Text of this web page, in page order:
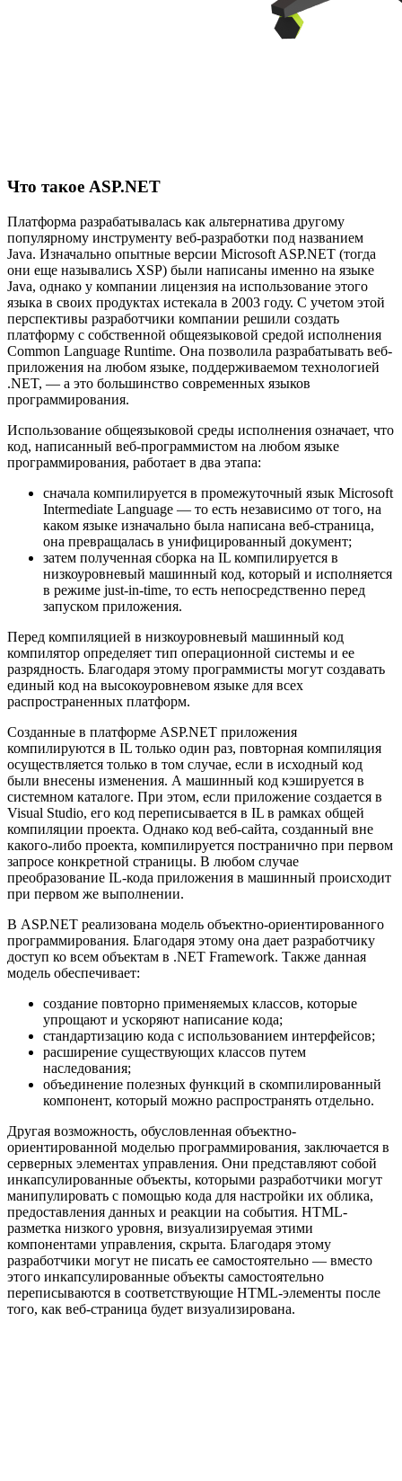
Что такое ASP.NET
Платформа разрабатывалась как альтернатива другому
популярному инструменту веб-разработки под названием
Java. Изначально опытные версии Microsoft ASP.NET (тогда
они еще назывались XSP) были написаны именно на языке
Java, однако у компании лицензия на использование этого
языка в своих продуктах истекала в 2003 году. С учетом этой
перспективы разработчики компании решили создать
платформу с собственной общеязыковой средой исполнения
Common Language Runtime. Она позволила разрабатывать веб-
приложения на любом языке, поддерживаемом технологией
.NET, — а это большинство современных языков
программирования.
Использование общеязыковой среды исполнения означает, что
код, написанный веб-программистом на любом языке
программирования, работает в два этапа:
сначала компилируется в промежуточный язык Microsoft
Intermediate Language — то есть независимо от того, на
каком языке изначально была написана веб-страница,
она превращалась в унифицированный документ;
затем полученная сборка на IL компилируется в
низкоуровневый машинный код, который и исполняется
в режиме just-in-time, то есть непосредственно перед
запуском приложения.
Перед компиляцией в низкоуровневый машинный код
компилятор определяет тип операционной системы и ее
разрядность. Благодаря этому программисты могут создавать
единый код на высокоуровневом языке для всех
распространенных платформ.
Созданные в платформе ASP.NET приложения
компилируются в IL только один раз, повторная компиляция
осуществляется только в том случае, если в исходный код
были внесены изменения. А машинный код кэшируется в
системном каталоге. При этом, если приложение создается в
Visual Studio, его код переписывается в IL в рамках общей
компиляции проекта. Однако код веб-сайта, созданный вне
какого-либо проекта, компилируется постранично при первом
запросе конкретной страницы. В любом случае
преобразование IL-кода приложения в машинный происходит
при первом же выполнении.
В ASP.NET реализована модель объектно-ориентированного
программирования. Благодаря этому она дает разработчику
доступ ко всем объектам в .NET Framework. Также данная
модель обеспечивает:
создание повторно применяемых классов, которые
упрощают и ускоряют написание кода;
стандартизацию кода с использованием интерфейсов;
расширение существующих классов путем
наследования;
объединение полезных функций в скомпилированный
компонент, который можно распространять отдельно.
Другая возможность, обусловленная объектно-
ориентированной моделью программирования, заключается в
серверных элементах управления. Они представляют собой
инкапсулированные объекты, которыми разработчики могут
манипулировать с помощью кода для настройки их облика,
предоставления данных и реакции на события. HTML-
разметка низкого уровня, визуализируемая этими
компонентами управления, скрыта. Благодаря этому
разработчики могут не писать ее самостоятельно — вместо
этого инкапсулированные объекты самостоятельно
переписываются в соответствующие HTML-элементы после
того, как веб-страница будет визуализирована.